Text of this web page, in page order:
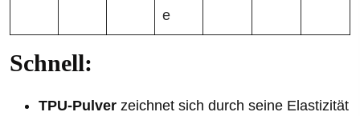
e
Schnell:
TPU-Pulver zeichnet sich durch seine Elastizität